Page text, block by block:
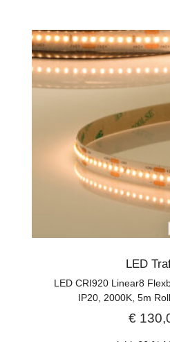
LED
LED CRI920 Linear8
IP20, 2000K, 5m
€